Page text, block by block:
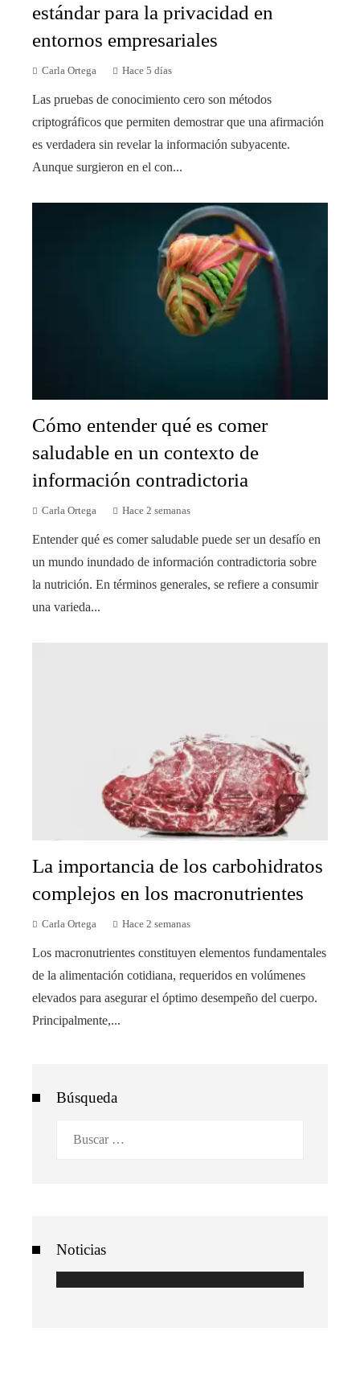
estándar para la privacidad en
entornos empresariales
Carla Ortega Hace 5 días
Las pruebas de conocimiento cero son métodos
criptográficos que permiten demostrar que una afirmación
es verdadera sin revelar la información subyacente.
Aunque surgieron en el con...
Cómo entender qué es comer
saludable en un contexto de
información contradictoria
Carla Ortega Hace 2 semanas
Entender qué es comer saludable puede ser un desafío en
un mundo inundado de información contradictoria sobre
la nutrición. En términos generales, se refiere a consumir
una varieda...
La importancia de los carbohidratos
complejos en los macronutrientes
Carla Ortega Hace 2 semanas
Los macronutrientes constituyen elementos fundamentales
de la alimentación cotidiana, requeridos en volúmenes
elevados para asegurar el óptimo desempeño del cuerpo.
Principalmente,...
Búsqueda
Noticias